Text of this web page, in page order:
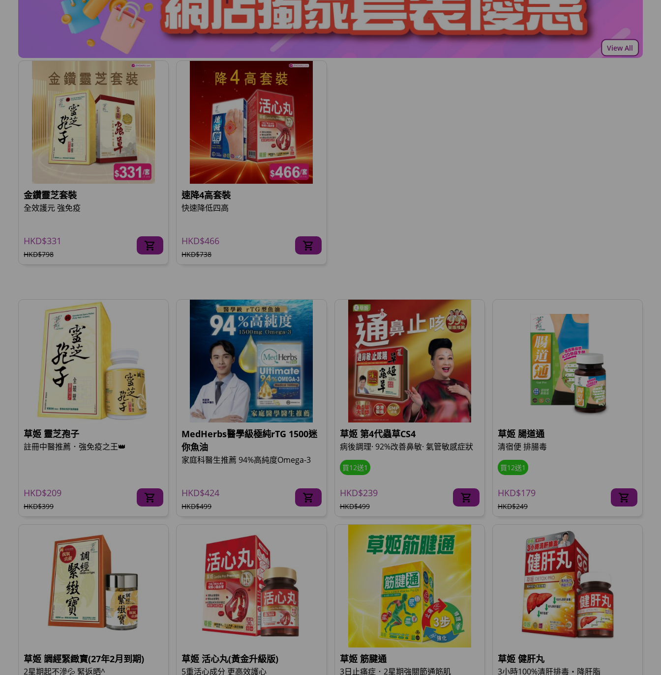
View All
金鑽靈芝套裝
全效護元 強免疫
HKD$331
HKD$798
速降4高套裝
快速降低四高
HKD$466
HKD$738
草姬 靈芝孢子
註冊中醫推薦．強免疫之王👑
HKD$209
HKD$399
MedHerbs醫學級極純rTG 1500迷
你魚油
家庭科醫生推薦 94%高純度Omega-3
HKD$424
HKD$499
草姬 第4代蟲草CS4
病後調理· 92%改善鼻敏· 氣管敏感症狀
買12送1
HKD$239
HKD$499
草姬 腸道通
清宿便 排腸毒
買12送1
HKD$179
HKD$249
草姬 調經緊緻寶(27年2月到期)
2星期起不滲💦 緊返晒^
草姬 活心丸(黃金升級版)
5重活心成分 更高效護心
草姬 筋腱通
3日止痛症．2星期強關節通筋肌
草姬 健肝丸
3小時100%清肝排毒‧降肝脂